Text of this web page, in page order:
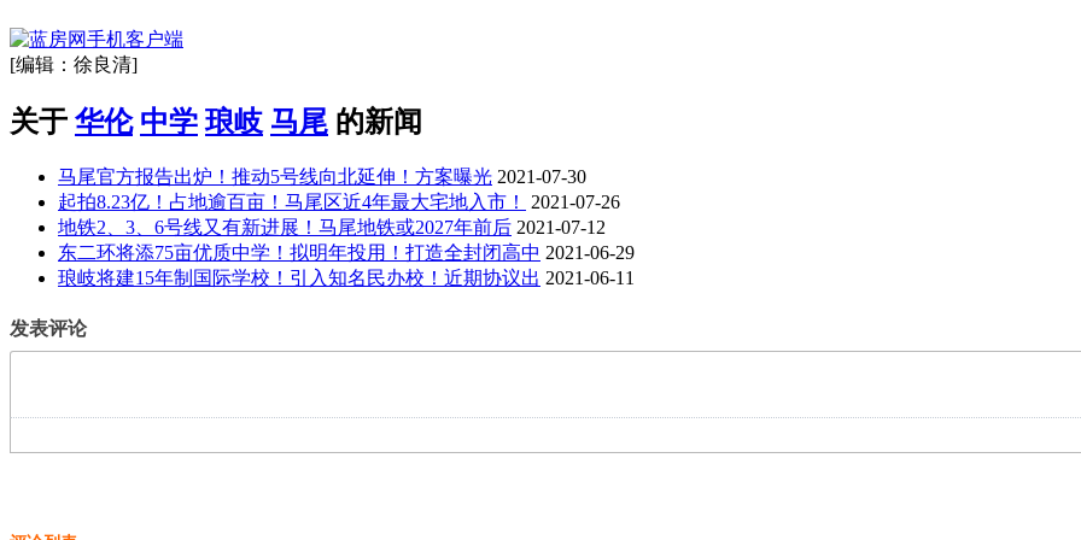
[编辑：徐良清]
关于 华伦 中学 琅岐 马尾 的新闻
马尾官方报告出炉！推动5号线向北延伸！方案曝光 2021-07-30
起拍8.23亿！占地逾百亩！马尾区近4年最大宅地入市！
2021-07-26
地铁2、3、6号线又有新进展！马尾地铁或2027年前后 2021-07-12
东二环将添75亩优质中学！拟明年投用！打造全封闭高中 2021-06-29
琅岐将建15年制国际学校！引入知名民办校！近期协议出 2021-06-11
发表评论